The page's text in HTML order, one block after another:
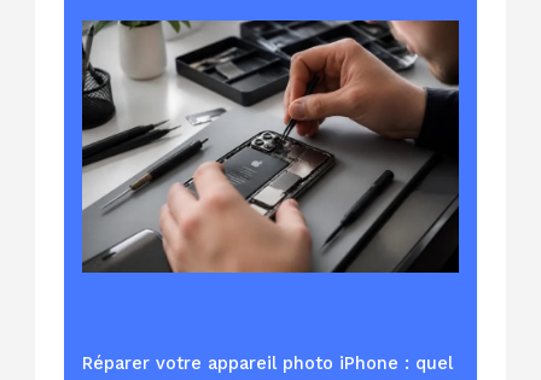
Réparer votre appareil photo iPhone : quel